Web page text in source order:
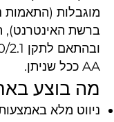
מוגבלות (התאמות
AA ככל שניתן.
מה בוצע
ניווט מלא